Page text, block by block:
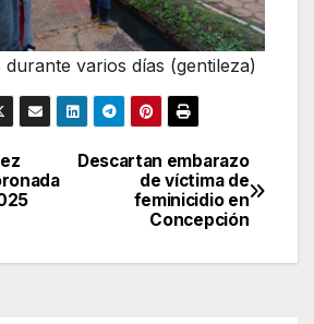
durante varios días (gentileza)
Descartan embarazo
de víctima de
feminicidio en
Concepción